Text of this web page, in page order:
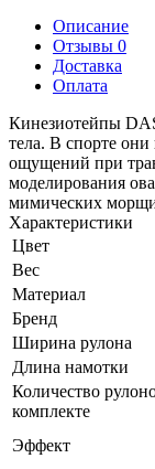
Описание
Отзывы 0
Доставка
Оплата
Кинезиотейпы
тела. В спорте
ощущений при
моделирования
мимических
Характеристики
Цвет
Вес
Материал
Бренд
Ширина рулона
Длина намотки
Количество
комплекте
Эффект